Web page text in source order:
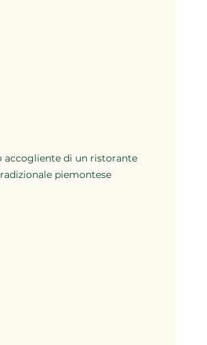
accogliente di un ristorante
piemontese